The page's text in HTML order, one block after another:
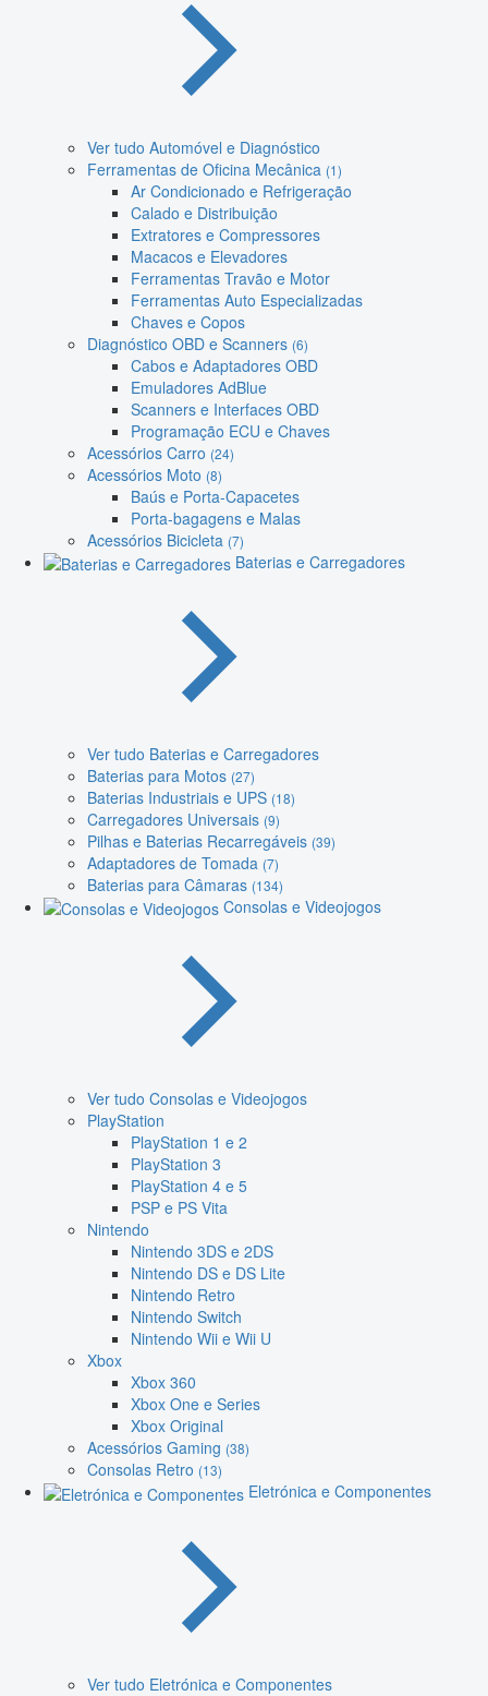
Ver tudo Automóvel e Diagnóstico
Ferramentas de Oficina Mecânica (1)
Ar Condicionado e Refrigeração
Calado e Distribuição
Extratores e Compressores
Macacos e Elevadores
Ferramentas Travão e Motor
Ferramentas Auto Especializadas
Chaves e Copos
Diagnóstico OBD e Scanners (6)
Cabos e Adaptadores OBD
Emuladores AdBlue
Scanners e Interfaces OBD
Programação ECU e Chaves
Acessórios Carro (24)
Acessórios Moto (8)
Baús e Porta-Capacetes
Porta-bagagens e Malas
Acessórios Bicicleta (7)
Baterias e Carregadores
Ver tudo Baterias e Carregadores
Baterias para Motos (27)
Baterias Industriais e UPS (18)
Carregadores Universais (9)
Pilhas e Baterias Recarregáveis (39)
Adaptadores de Tomada (7)
Baterias para Câmaras (134)
Consolas e Videojogos
Ver tudo Consolas e Videojogos
PlayStation
PlayStation 1 e 2
PlayStation 3
PlayStation 4 e 5
PSP e PS Vita
Nintendo
Nintendo 3DS e 2DS
Nintendo DS e DS Lite
Nintendo Retro
Nintendo Switch
Nintendo Wii e Wii U
Xbox
Xbox 360
Xbox One e Series
Xbox Original
Acessórios Gaming (38)
Consolas Retro (13)
Eletrónica e Componentes
Ver tudo Eletrónica e Componentes